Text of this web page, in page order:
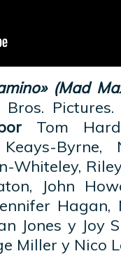
(Mad
Bros.
Tom
Byrne,
Whiteley,
John
Hagan,
Jones y Joy
Miller y Nico